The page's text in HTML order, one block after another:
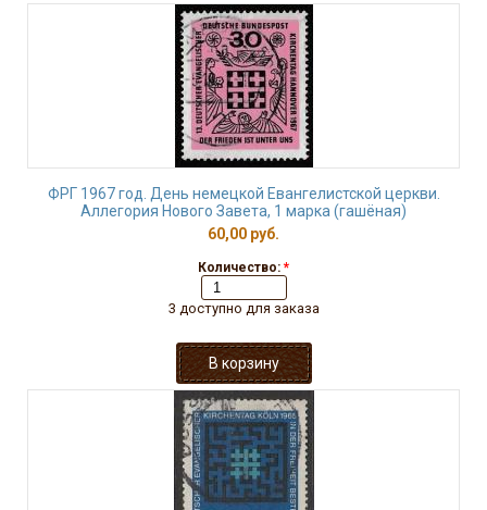
ФРГ 1967 год. День немецкой Евангелистской церкви.
Аллегория Нового Завета, 1 марка (гашёная)
60,00 руб.
Количество: *
3 доступно для заказа